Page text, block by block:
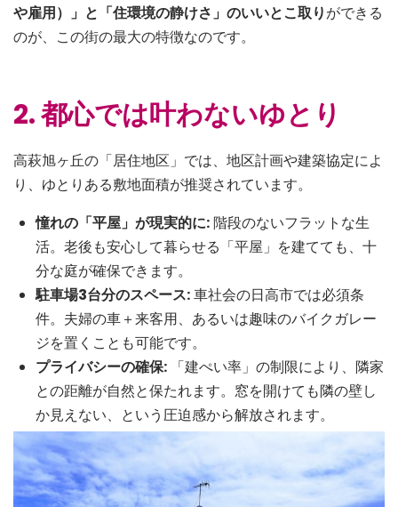
や雇用）」と「住環境の静けさ」のいいとこ取りができる
のが、この街の最大の特徴なのです。
2. 都心では叶わないゆとり
高萩旭ヶ丘の「居住地区」では、地区計画や建築協定によ
り、ゆとりある敷地面積が推奨されています。
憧れの「平屋」が現実的に:階段のないフラットな生
活。老後も安心して暮らせる「平屋」を建てても、十
分な庭が確保できます。
駐車場3台分のスペース:車社会の日高市では必須条
件。夫婦の車＋来客用、あるいは趣味のバイクガレー
ジを置くことも可能です。
プライバシーの確保: 「建ぺい率」の制限により、隣家
との距離が自然と保たれます。窓を開けても隣の壁し
か見えない、という圧迫感から解放されます。